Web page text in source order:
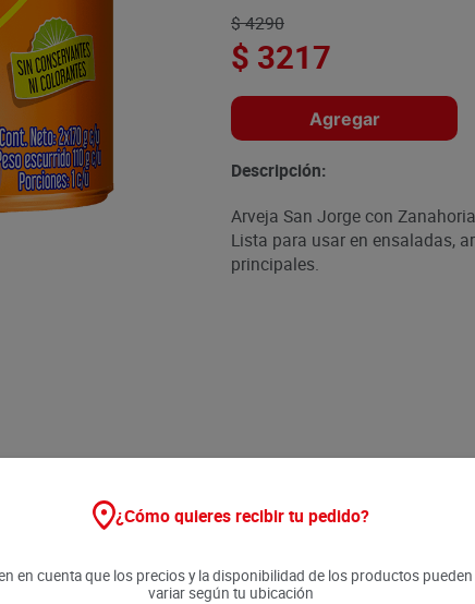
$ 3217
$4290
Agregar
Descripción:
Arveja San Jorge con
Lista para usar en ensaladas,
principales.
¿Cómo quieres recibir tu pedido?
en cuenta que los precios y la disponibilidad de los productos pueden
variar según tu ubicación